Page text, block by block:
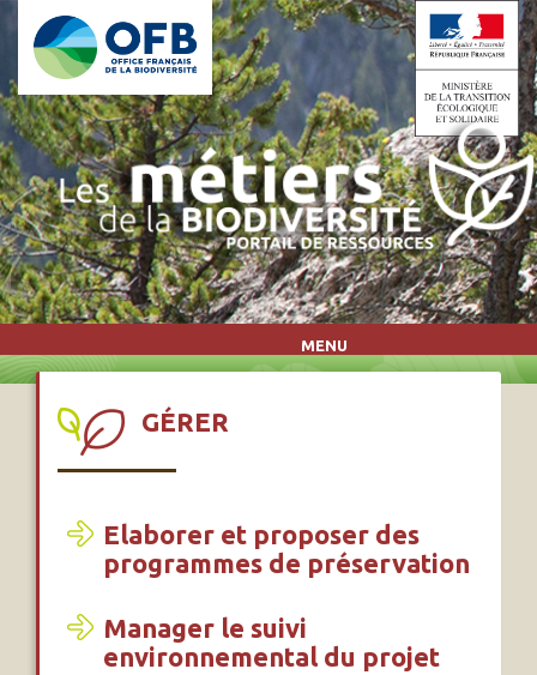
Aller au contenu principal
MENU
GÉRER
Elaborer et proposer des
programmes de préservation
Manager le suivi
environnemental du projet